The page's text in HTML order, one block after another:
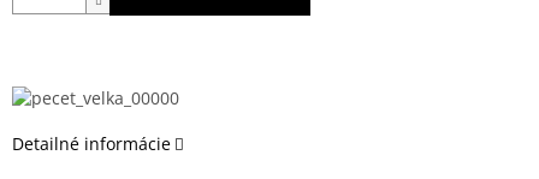
Detailné informácie